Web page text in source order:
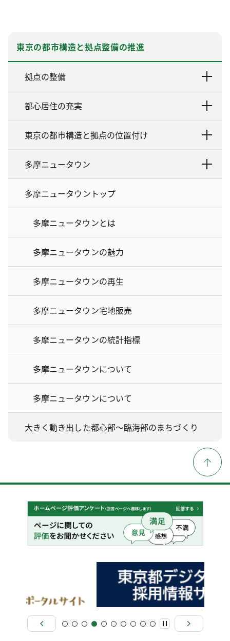
東京の都市構造と拠点整備の推進
拠点の整備
都心居住の充実
東京の都市構造と拠点の位置付け
多摩ニュータウン
多摩ニュータウントップ
多摩ニュータウンとは
多摩ニュータウンの魅力
多摩ニュータウンの再生
多摩ニュータウン宅地販売
多摩ニュータウンの統計指標
多摩ニュータウンについて
多摩ニュータウンについて
大きく動き出した都心部〜臨海部のまちづくり